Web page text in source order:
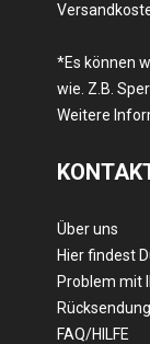
*Es können
wie. Z.B.
Weitere
Über uns
Hier findest
Problem mit
Rücksendung
FAQ/HILFE